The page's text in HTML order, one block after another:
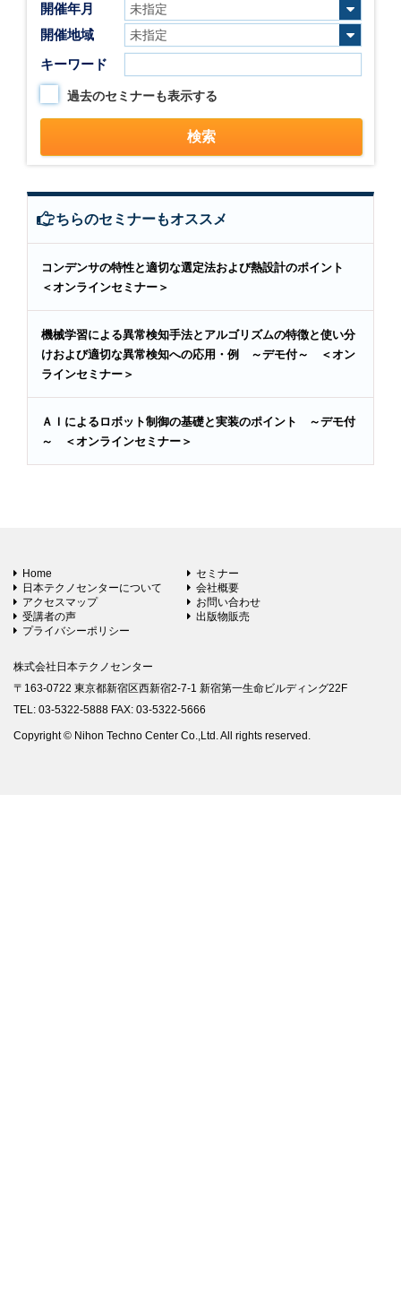
開催年月
開催地域
キーワード
過去のセミナーも表示する
こちらのセミナーもオススメ
コンデンサの特性と適切な選定法および熱設計のポイント
＜オンラインセミナー＞
機械学習による異常検知手法とアルゴリズムの特徴と使い分
けおよび適切な異常検知への応用・例 ～デモ付～ ＜オン
ラインセミナー＞
ＡＩによるロボット制御の基礎と実装のポイント ～デモ付
～ ＜オンラインセミナー＞
Home
セミナー
日本テクノセンターについて
会社概要
アクセスマップ
お問い合わせ
受講者の声
出版物販売
プライバシーポリシー
株式会社日本テクノセンター
〒163-0722 東京都新宿区西新宿2-7-1 新宿第一生命ビルディング22F
TEL: 03-5322-5888 FAX: 03-5322-5666
Copyright © Nihon Techno Center Co.,Ltd. All rights reserved.